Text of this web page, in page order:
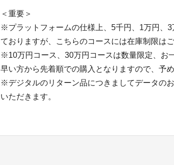
＜重要＞
※プラットフォームの仕様上、5千円、1万円、
ておりますが、こちらのコースには在庫制限はご
※10万円コース、30万円コースは数量限定、お
早い方から先着順での購入となりますので、予
※デジタルのリターン品につきましてデータの
いただきます。